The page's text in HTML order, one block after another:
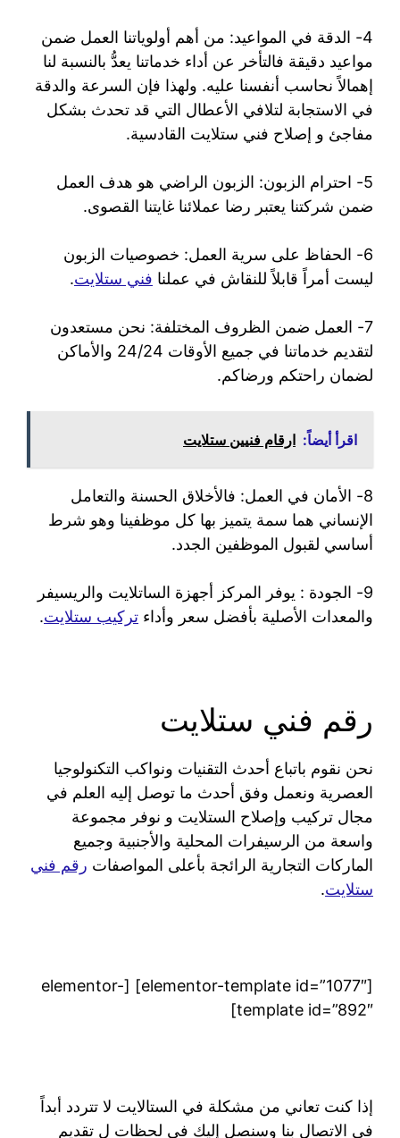
4- الدقة في المواعيد: من أهم أولوياتنا العمل ضمن
مواعيد دقيقة فالتأخر عن أداء خدماتنا يعدُّ بالنسبة لنا
إهمالاً نحاسب أنفسنا عليه. ولهذا فإن السرعة والدقة
في الاستجابة لتلافي الأعطال التي قد تحدث بشكل
مفاجئ و إصلاح فني ستلايت القادسية.
5- احترام الزبون: الزبون الراضي هو هدف العمل
ضمن شركتنا يعتبر رضا عملائنا غايتنا القصوى.
6- الحفاظ على سرية العمل: خصوصيات الزبون
ليست أمراً قابلاً للنقاش في عملنا فني ستلايت.
7- العمل ضمن الظروف المختلفة: نحن مستعدون
لتقديم خدماتنا في جميع الأوقات 24/24 والأماكن
لضمان راحتكم ورضاكم.
اقرأ أيضاً: ارقام فنيين ستلايت
8- الأمان في العمل: فالأخلاق الحسنة والتعامل
الإنساني هما سمة يتميز بها كل موظفينا وهو شرط
أساسي لقبول الموظفين الجدد.
9- الجودة : يوفر المركز أجهزة الساتلايت والريسيفر
والمعدات الأصلية بأفضل سعر وأداء تركيب ستلايت.
رقم فني ستلايت
نحن نقوم باتباع أحدث التقنيات ونواكب التكنولوجيا
العصرية ونعمل وفق أحدث ما توصل إليه العلم في
مجال تركيب وإصلاح الستلايت و نوفر مجموعة
واسعة من الرسيفرات المحلية والأجنبية وجميع
الماركات التجارية الرائجة بأعلى المواصفات رقم فني
ستلايت.
[elementor-template id=”1077″] [elementor-
template id=”892″]
إذا كنت تعاني من مشكلة في الستالايت لا تتردد أبداً
في الاتصال بنا وسنصل إليك في لحظات ل تقديم